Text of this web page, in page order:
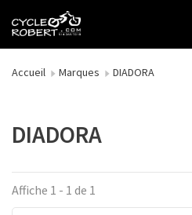
Accueil Marques DIADORA
DIADORA
Affiche 1 - 1 de 1